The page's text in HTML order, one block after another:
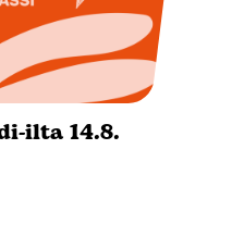
ilta 14.8.